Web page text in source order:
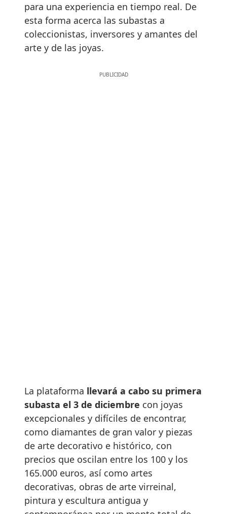
para una experiencia en tiempo real. De
esta forma acerca las subastas a
coleccionistas, inversores y amantes del
arte y de las joyas.
La plataforma llevará a cabo su primera
subasta el 3 de diciembre con joyas
excepcionales y difíciles de encontrar,
como diamantes de gran valor y piezas
de arte decorativo e histórico, con
precios que oscilan entre los 100 y los
165.000 euros, así como artes
decorativas, obras de arte virreinal,
pintura y escultura antigua y